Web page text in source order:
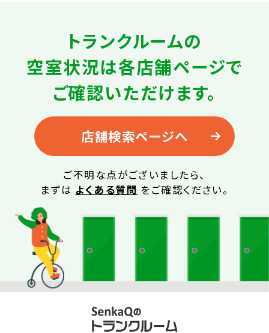
トランクルームの
空室状況は各店舗ページで
ご確認いただけます。
店舗検索ページへ
ご不明な点がございましたら、
まずは よくある質問 をご確認ください。